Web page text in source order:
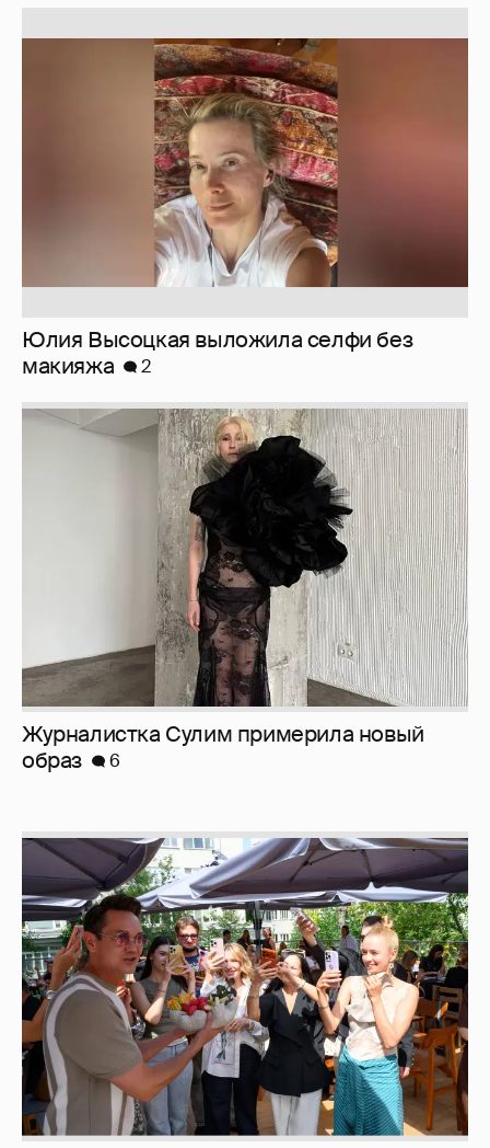
Юлия Высоцкая выложила селфи без
Журналистка Сулим примерила новый
Анастасия Гребенкина, Женя Малахова,
Оксана Русланова и другие гости
фестиваля «Баланс вкуса и ритма»:
рассматриваем летние образы